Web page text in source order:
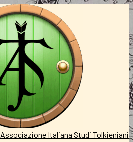
Associazione Italiana Studi Tolkieniani